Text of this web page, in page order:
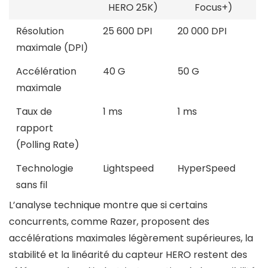
HERO 25K)
Focus+)
Résolution
maximale (DPI)
25 600 DPI 20 000 DPI
Accélération
maximale
40 G 50 G
Taux de
rapport
(Polling Rate)
1 ms 1 ms
Technologie
sans fil
Lightspeed HyperSpeed
L’analyse technique montre que si certains
concurrents, comme Razer, proposent des
accélérations maximales légèrement supérieures, la
stabilité et la linéarité du capteur HERO restent des